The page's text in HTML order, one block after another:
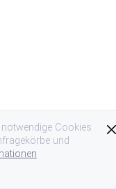
Cookies
und